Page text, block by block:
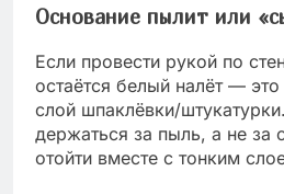
Основание пылит или
Если провести рукой по
остаётся белый налёт —
слой шпаклёвки/
держаться за пыль, а не за
отойти вместе с тонким